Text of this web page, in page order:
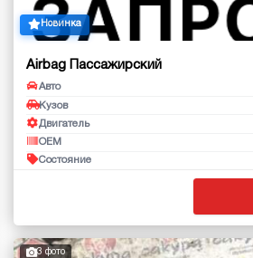
Новинка
Airbag Пассажирский
Авто
Кузов
Двигатель
OEM
Состояние
3 фото